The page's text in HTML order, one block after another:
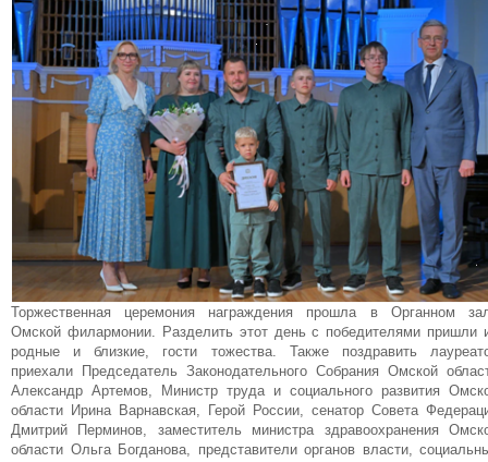
Торжественная церемония награждения прошла в Органном
Омской филармонии. Разделить этот день с победителями пришли
родные и близкие, гости тожества. Также поздравить
приехали Председатель Законодательного Собрания Омской
Александр Артемов, Министр труда и социального развития
области Ирина Варнавская, Герой России, сенатор Совета
Дмитрий Перминов, заместитель министра здравоохранения
области Ольга Богданова, представители органов власти,